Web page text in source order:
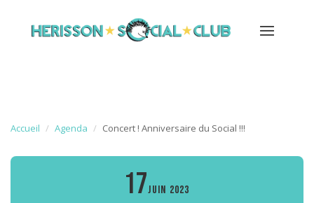
Accueil Agenda Concert ! Anniversaire du Social !!!
17JUIN 2023